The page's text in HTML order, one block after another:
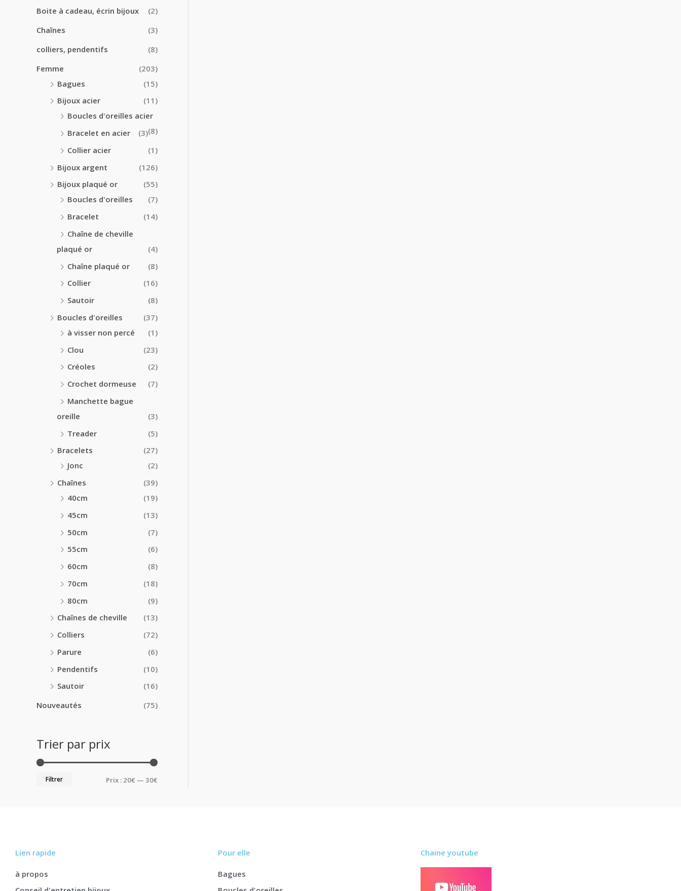
2
Boite à cadeau, écrin bijoux
(2)
Chaînes
(3)
colliers, pendentifs
(8)
Femme
(203)
Bagues
(15)
Bijoux acier
(11)
Boucles d'oreilles acier
(8)
Bracelet en acier
(3)
Collier acier
(1)
Bijoux argent
(126)
Bijoux plaqué or
(55)
Boucles d'oreilles
(7)
Bracelet
(14)
Chaîne de cheville
plaqué or
(4)
Chaîne plaqué or
(8)
Collier
(16)
Sautoir
(8)
Boucles d'oreilles
(37)
à visser non percé
(1)
Clou
(23)
Créoles
(2)
Crochet dormeuse
(7)
Manchette bague
oreille
(3)
Treader
(5)
Bracelets
(27)
Jonc
(2)
Chaînes
(39)
40cm
(19)
45cm
(13)
50cm
(7)
55cm
(6)
60cm
(8)
70cm
(18)
80cm
(9)
Chaînes de cheville
(13)
Colliers
(72)
Parure
(6)
Pendentifs
(10)
Sautoir
(16)
Nouveautés
(75)
Trier par prix
Filtrer Prix : 20€ — 30€
Lien rapide
à propos
Pour elle
Bagues
Chaine youtube